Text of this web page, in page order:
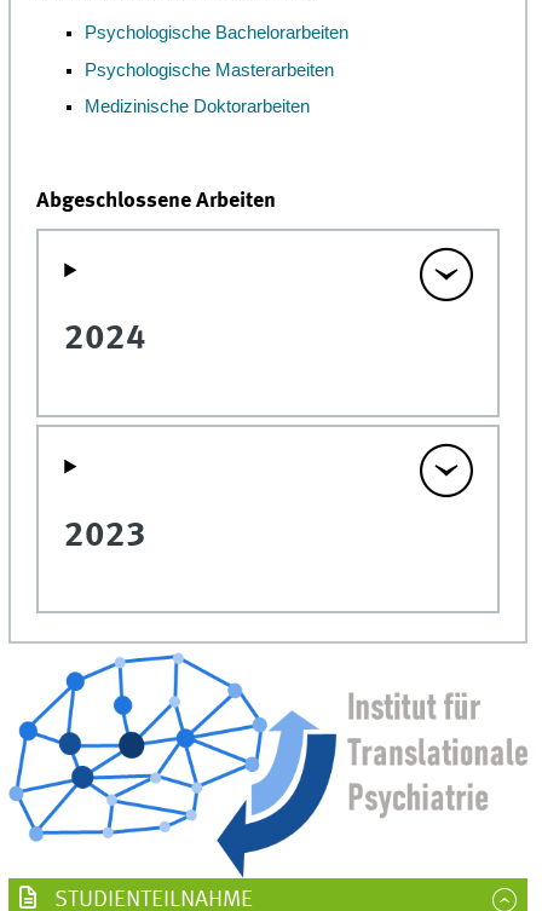
Psychologische Bachelorarbeiten
Psychologische Masterarbeiten
Medizinische Doktorarbeiten
Abgeschlossene Arbeiten
2024
2023
STUDIENTEILNAHME